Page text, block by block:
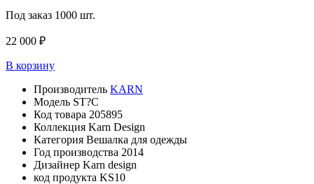
Под заказ 1000 шт.
22 000 ₽
В корзину
Производитель KARN
Модель ST?C
Код товара 205895
Коллекция Karn Design
Категория Вешалка для одежды
Год производства 2014
Дизайнер Karn design
код продукта KS10